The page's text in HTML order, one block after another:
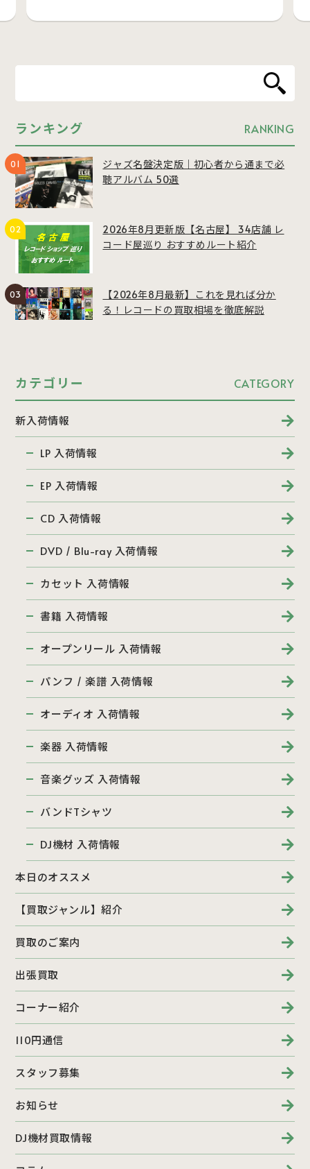
ランキング RANKING
ジャズ名盤決定版｜初心者から通まで必
聴アルバム 50選
2026年8月更新版【名古屋】 34店舗 レ
コード屋巡り おすすめルート紹介
【2026年8月最新】これを見れば分か
る！レコードの買取相場を徹底解説
カテゴリー CATEGORY
新入荷情報
LP 入荷情報
EP 入荷情報
CD 入荷情報
DVD / Blu-ray 入荷情報
カセット 入荷情報
書籍 入荷情報
オープンリール 入荷情報
パンフ / 楽譜 入荷情報
オーディオ 入荷情報
楽器 入荷情報
音楽グッズ 入荷情報
バンドTシャツ
DJ機材 入荷情報
本日のオススメ
【買取ジャンル】紹介
買取のご案内
出張買取
コーナー紹介
110円通信
スタッフ募集
お知らせ
DJ機材買取情報